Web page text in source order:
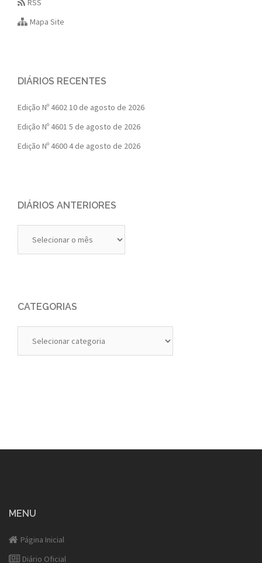
RSS
Mapa Site
DIÁRIOS RECENTES
Edição Nº 460210 de agosto de 2026
Edição Nº 4601 5 de agosto de 2026
Edição Nº 4600 4 de agosto de 2026
DIÁRIOS ANTERIORES
Anteriores
CATEGORIAS
MENU
Página Inicial
Diário Oficial